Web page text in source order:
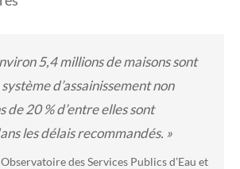
5,4 millions de maisons sont
d’assainissement non
de 20 % d’entre elles sont
les délais recommandés. »
des Services Publics d’Eau et